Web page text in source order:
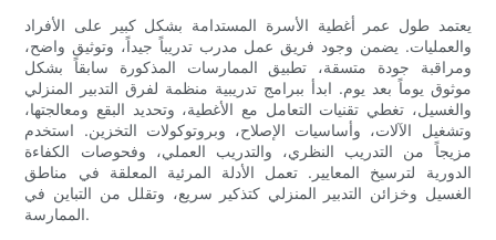
يعتمد طول عمر أغطية الأسرة المستدامة بشكل كبير على الأفراد
والعمليات. يضمن وجود فريق عمل مدرب تدريباً جيداً، وتوثيق واضح،
ومراقبة جودة متسقة، تطبيق الممارسات المذكورة سابقاً بشكل
موثوق يوماً بعد يوم. ابدأ ببرامج تدريبية منظمة لفرق التدبير المنزلي
والغسيل، تغطي تقنيات التعامل مع الأغطية، وتحديد البقع ومعالجتها،
وتشغيل الآلات، وأساسيات الإصلاح، وبروتوكولات التخزين. استخدم
مزيجاً من التدريب النظري، والتدريب العملي، وفحوصات الكفاءة
الدورية لترسيخ المعايير. تعمل الأدلة المرئية المعلقة في مناطق
الغسيل وخزائن التدبير المنزلي كتذكير سريع، وتقلل من التباين في
الممارسة.